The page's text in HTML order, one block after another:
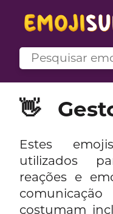
👋
Estes
utilizados
reações e
costumam